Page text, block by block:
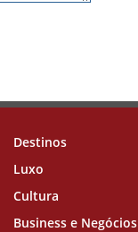
Destinos
Luxo
Cultura
Business e Negócios